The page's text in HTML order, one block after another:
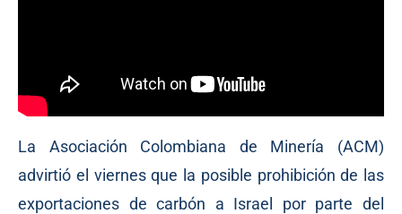
La Asociación Colombiana de Minería (ACM)
advirtió el viernes que la posible prohibición de las
exportaciones de carbón a Israel por parte del